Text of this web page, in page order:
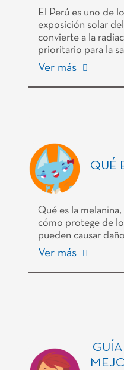
El Perú es uno de
exposición solar
convierte a la
prioritario para la
Ver más
QUÉ
Qué es la
cómo protege de
pueden causar
Ver más